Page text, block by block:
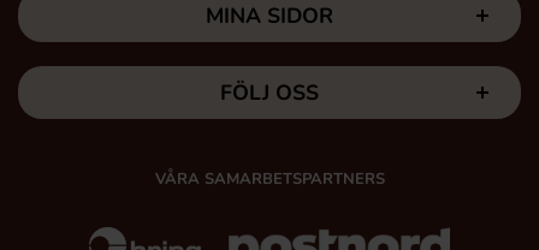
MINA SIDOR
FÖLJ OSS
VÅRA SAMARBETSPARTNERS